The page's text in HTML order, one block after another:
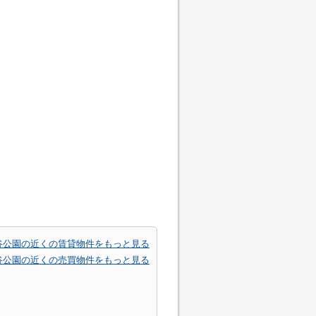
公園の近くの賃貸物件をもっと見る
公園の近くの売買物件をもっと見る